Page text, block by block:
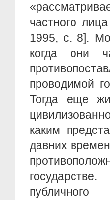
частного
1995, с. 8].
когда они
проводимой
Тогда еще
каким
давних